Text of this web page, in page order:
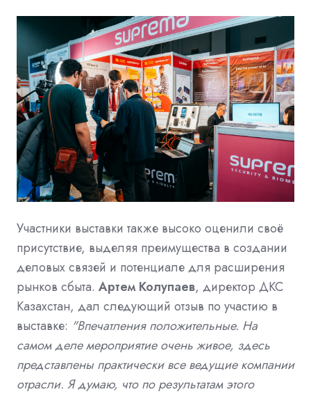
Участники выставки также высоко оценили своё
присутствие, выделяя преимущества в создании
деловых связей и потенциале для расширения
рынков сбыта. Артем Колупаев, директор ДКС
Казахстан, дал следующий отзыв по участию в
выставке: "Впечатления положительные. На
самом деле мероприятие очень живое, здесь
представлены практически все ведущие компании
отрасли. Я думаю, что по результатам этого